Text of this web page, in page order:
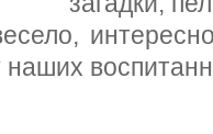
наших